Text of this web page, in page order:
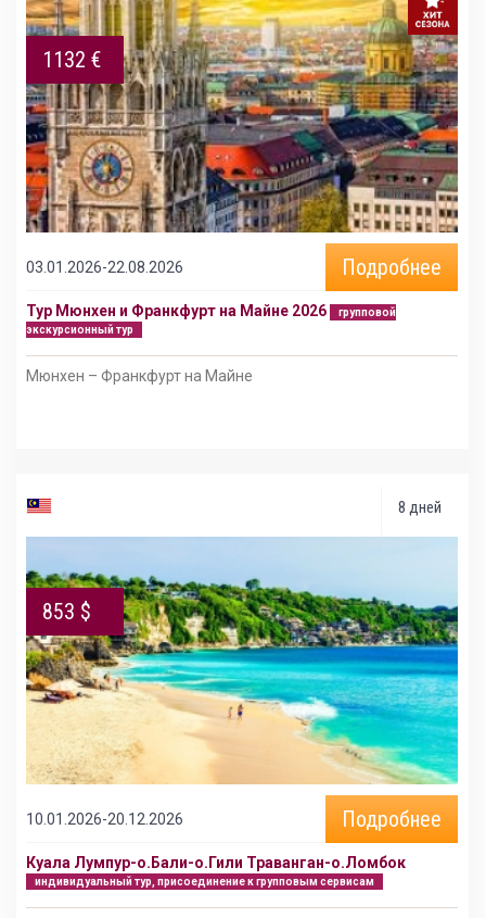
1132 €
03.01.2026-22.08.2026 Подробнее
Тур Мюнхен и Франкфурт на Майне 2026
групповой
экскурсионный тур
Мюнхен – Франкфурт на Майне
8 дней
853 $
10.01.2026-20.12.2026 Подробнее
Куала Лумпур-о.Бали-о.Гили Траванган-о.Ломбок
индивидуальный тур, присоединение к групповым сервисам